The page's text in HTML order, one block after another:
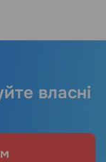
власні